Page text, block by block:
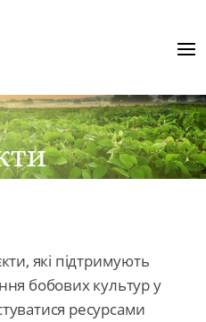
які підтримують
бобових культур у
ресурсами